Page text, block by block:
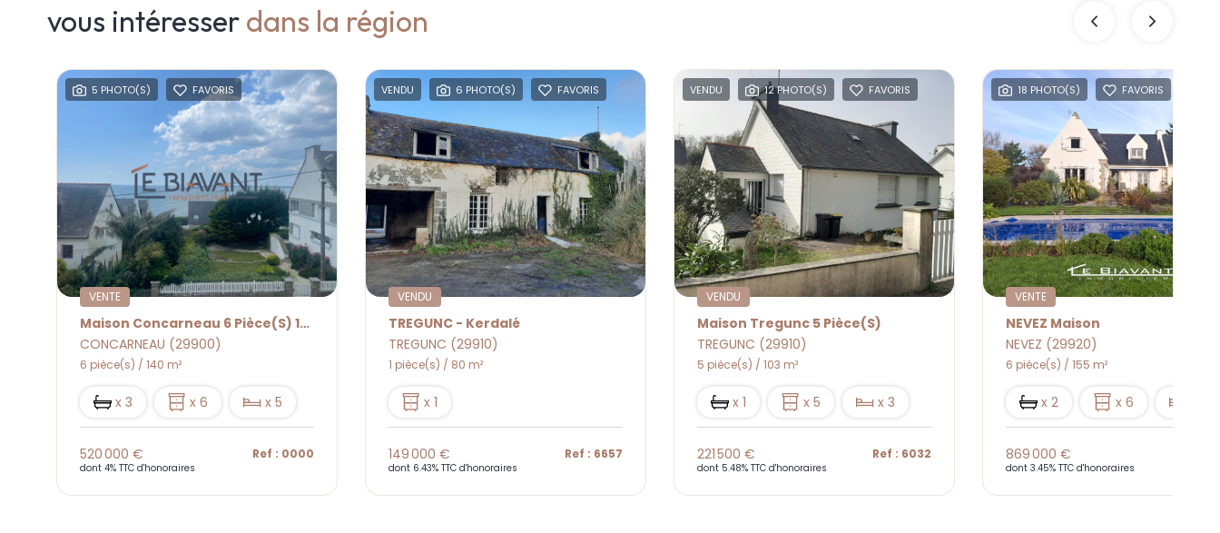
vous intéresser dans la région
5 PHOTO(S) FAVORIS
VENTE
Maison Concarneau 6 Pièce(s) 140 M2
CONCARNEAU (29900)
6 pièce(s) / 140 m²
x 3 x 6 x 5
520 000 €
dont 4% TTC d'honoraires
Ref : 0000
VENDU 6 PHOTO(S) FAVORIS
VENDU
TREGUNC - Kerdalé
TREGUNC (29910)
1 pièce(s) / 80 m²
x 1
149 000 €
dont 6.43% TTC d'honoraires
Ref : 6657
VENDU 12 PHOTO(S) FAVORIS
VENDU
Maison Tregunc 5 Pièce(s)
TREGUNC (29910)
5 pièce(s) / 103 m²
x 1 x 5 x 3
221 500 €
dont 5.48% TTC d'honoraires
Ref : 6032
18 PHOTO(S) FAVORIS
VENTE
NEVEZ Maison
NEVEZ (29920)
6 pièce(s) / 155 m²
x 2 x 6
869 000 €
dont 3.45% TTC d'honoraires